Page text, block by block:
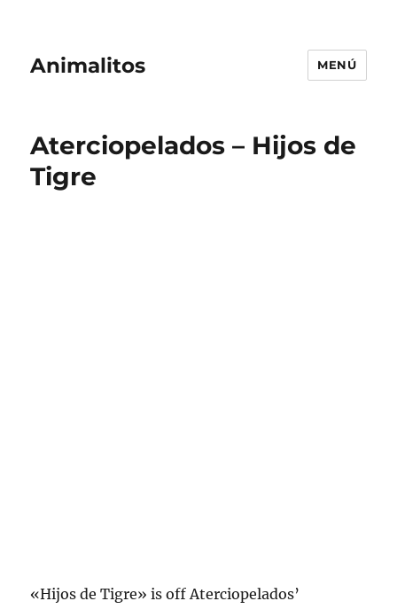
Animalitos MENÚ
Aterciopelados – Hijos de
Tigre
«Hijos de Tigre» is off Aterciopelados’